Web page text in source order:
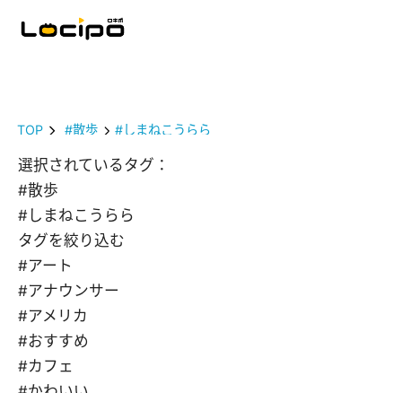
TOP #散歩 #しまねこうらら
選択されているタグ：
#散歩
#しまねこうらら
タグを絞り込む
#アート
#アナウンサー
#アメリカ
#おすすめ
#カフェ